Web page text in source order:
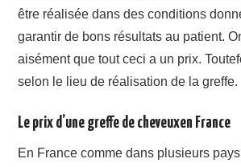
être réalisée dans des conditions
garantir de bons résultats au patient.
aisément que tout ceci a un prix.
selon le lieu de réalisation de la greffe.
Le prix d’une greffe de cheveuxen France
En France comme dans plusieurs